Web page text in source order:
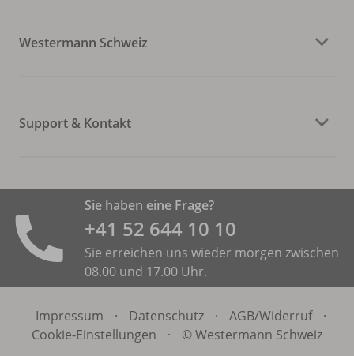
Westermann Schweiz
Support & Kontakt
Sie haben eine Frage?
+41 52 644 10 10
Sie erreichen uns wieder morgen zwischen
08.00 und 17.00 Uhr.
Impressum · Datenschutz · AGB/Widerruf
·
Cookie-Einstellungen
· © Westermann Schweiz